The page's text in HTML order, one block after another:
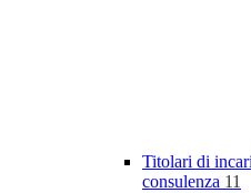
Titolari di
consulenza 11